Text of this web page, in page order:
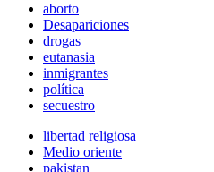
aborto
Desapariciones
drogas
eutanasia
inmigrantes
política
secuestro
libertad religiosa
Medio oriente
pakistan